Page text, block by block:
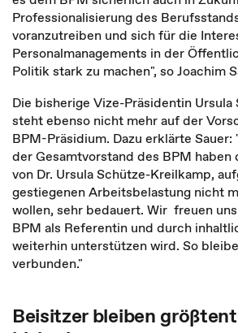
Professionalisierung des
voranzutreiben und sich für die
Personalmanagements in der
Politik stark zu machen", so Joachim
Die bisherige Vize-Präsidentin
steht ebenso nicht mehr auf der
BPM-Präsidium. Dazu erklärte Sauer:
der Gesamtvorstand des BPM haben
von Dr. Ursula Schütze-Kreilkamp,
gestiegenen Arbeitsbelastung nicht
wollen, sehr bedauert. Wir freuen
BPM als Referentin und durch
weiterhin unterstützen wird. So
verbunden."
Beisitzer bleiben